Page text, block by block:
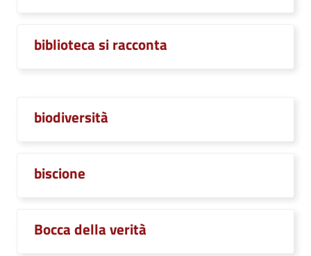
biblioteca si racconta
biodiversità
biscione
Bocca della verità